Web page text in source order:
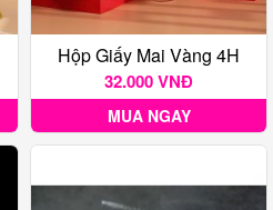
Hộp Giấy Mai Vàng 4H
32.000 VNĐ
MUA NGAY